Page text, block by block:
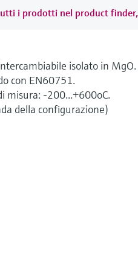
i prodotti nel product
isolato in MgO.
con EN60751.
misura: -200...+600oC.
della configurazione)